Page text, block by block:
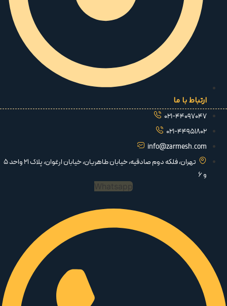
ارتباط با ما
021-44097047
021-44951802
info@zarmesh.com
تهران، فلکه دوم صادقیه، خیابان طاهریان، خیابان ارغوان، پلاک 21 واحد 5
و 6
Whatsapp